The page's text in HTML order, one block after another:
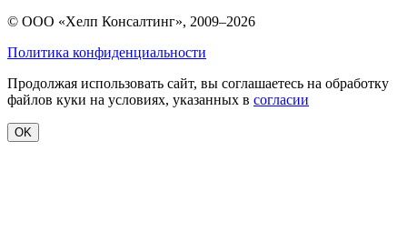
© ООО «Хелп Консалтинг», 2009–2026
Политика конфиденциальности
Продолжая использовать сайт, вы соглашаетесь на обработку
файлов куки на условиях, указанных в согласии
OK